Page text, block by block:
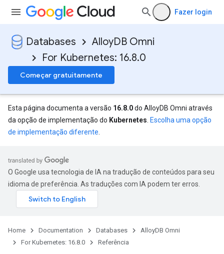
Fazer login
Databases
AlloyDB Omni
For Kubernetes: 16.8.0
Começar gratuitamente
Esta página documenta a versão 16.8.0do AlloyDB Omni através
da opção de implementação do Kubernetes Escolha uma opção
de implementação diferente
O Google usa tecnologia de IA na tradução de conteúdos para seu
idioma de preferência. As traduções com IA podem ter erros.
Home Documentation Databases
AlloyDB Omni
For Kubernetes: 16.8.0
Referência